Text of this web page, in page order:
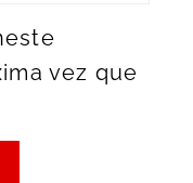
vez que